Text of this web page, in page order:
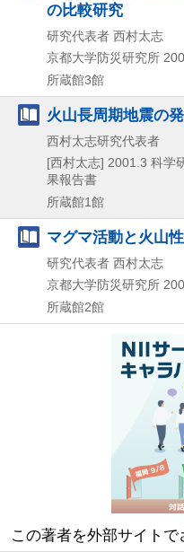
の比較研究
研究代表者 西村太志
京都大学防災研究所
所蔵館3館
火山長周期地震の
西村太志研究代表者
[西村太志] 2001.3 科学
果報告書
所蔵館1館
マグマ活動と火山
研究代表者 西村太志
京都大学防災研究所
所蔵館2館
この著者を外部サイトで